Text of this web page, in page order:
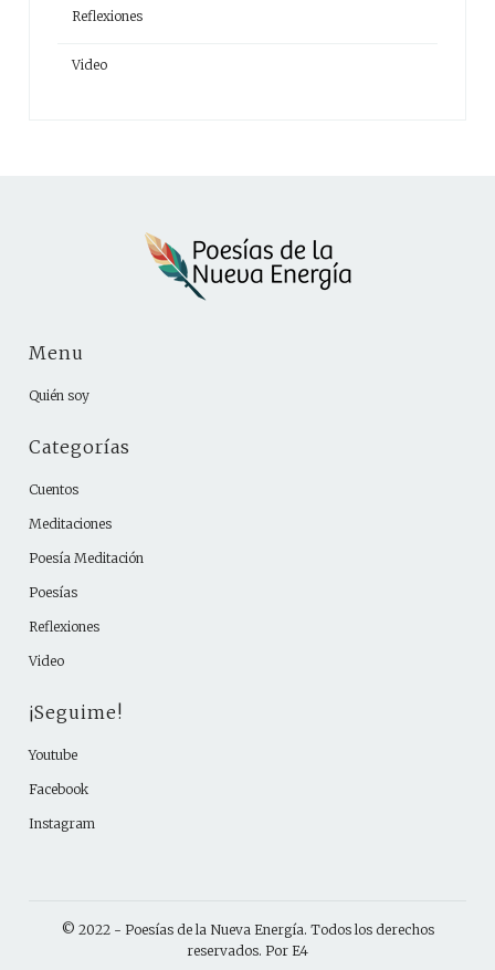
Reflexiones
Video
Menu
Quién soy
Categorías
Cuentos
Meditaciones
Poesía Meditación
Poesías
Reflexiones
Video
¡Seguime!
Youtube
Facebook
Instagram
© 2022 - Poesías de la Nueva Energía. Todos los derechos
reservados. Por E4